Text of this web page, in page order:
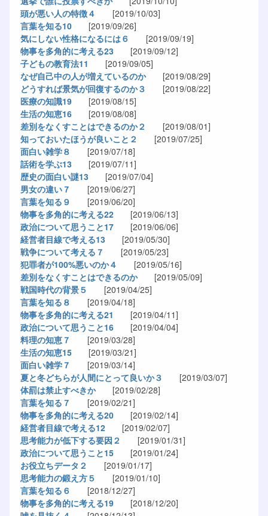
頭が悪い人の特徴４ [2019/10/03]
言葉を知る10[2019/09/26]
気にしない性格になるには６
[2019/09/19]
物事を多角的に考える23[2019/09/12]
子どもの教育法11 [2019/09/05]
なぜ自己中の人が増えているのか[2019/08/29]
どうすれば景気が回復するのか３ [2019/08/22]
医療の知識19[2019/08/15]
生活の知恵16[2019/08/08]
差別をなくすことはできるのか２
[2019/08/01]
知っておいたほうが良いこと２
[2019/07/25]
面白い雑学８ [2019/07/18]
話術を学ぶ13[2019/07/11]
歴史の面白い謎13[2019/07/04]
男女の違い７
[2019/06/27]
言葉を知る９
[2019/06/20]
物事を多角的に考える22[2019/06/13]
政治について思うこと17[2019/06/06]
経営者目線で考える13[2019/05/30]
戦争について考える７
[2019/05/23]
犯罪者が100%悪いのか４ [2019/05/16]
差別をなくすことはできるのか[2019/05/09]
戦国時代の背景５
[2019/04/25]
言葉を知る８ [2019/04/18]
物事を多角的に考える21 [2019/04/11]
政治について思うこと16[2019/04/04]
料理の知恵７
[2019/03/28]
生活の知恵15[2019/03/21]
面白い雑学７
[2019/03/14]
夏と冬どちらが人間にとって良いか３ [2019/03/07]
体罰は禁止すべきか[2019/02/28]
言葉を知る７
[2019/02/21]
物事を多角的に考える20[2019/02/14]
経営者目線で考える12[2019/02/07]
思考能力が低下する要因２
[2019/01/31]
政治について思うこと15[2019/01/24]
お役立ちデータ２
[2019/01/17]
思考能力の鍛え方５
[2019/01/10]
言葉を知る６
[2018/12/27]
物事を多角的に考える19[2018/12/20]